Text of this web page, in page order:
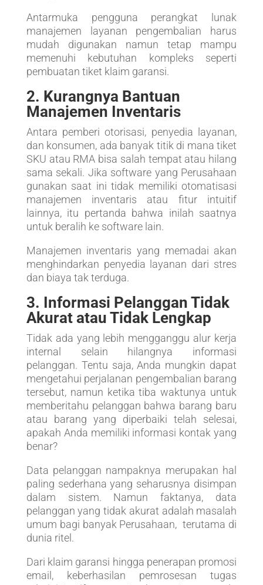
Antarmuka pengguna perangkat lunak
manajemen layanan pengembalian harus
mudah digunakan namun tetap mampu
memenuhi kebutuhan kompleks seperti
pembuatan tiket klaim garansi.
2. Kurangnya Bantuan
Manajemen Inventaris
Antara pemberi otorisasi, penyedia layanan,
dan konsumen, ada banyak titik di mana tiket
SKU atau RMA bisa salah tempat atau hilang
sama sekali. Jika software yang Perusahaan
gunakan saat ini tidak memiliki otomatisasi
manajemen inventaris atau fitur intuitif
lainnya, itu pertanda bahwa inilah saatnya
untuk beralih ke software lain.
Manajemen inventaris yang memadai akan
menghindarkan penyedia layanan dari stres
dan biaya tak terduga.
3. Informasi Pelanggan Tidak
Akurat atau Tidak Lengkap
Tidak ada yang lebih mengganggu alur kerja
internal selain hilangnya informasi
pelanggan. Tentu saja, Anda mungkin dapat
mengetahui perjalanan pengembalian barang
tersebut, namun ketika tiba waktunya untuk
memberitahu pelanggan bahwa barang baru
atau barang yang diperbaiki telah selesai,
apakah Anda memiliki informasi kontak yang
benar?
Data pelanggan nampaknya merupakan hal
paling sederhana yang seharusnya disimpan
dalam sistem. Namun faktanya, data
pelanggan yang tidak akurat adalah masalah
umum bagi banyak Perusahaan, terutama di
dunia ritel.
Dari klaim garansi hingga penerapan promosi
email, keberhasilan pemrosesan tugas